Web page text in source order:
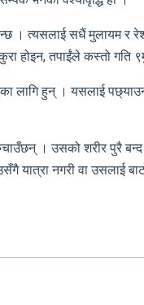
। त्यसलाई सधैं मुलायम र
होइन, तपाईंले कस्तो गति
लागि हुन् । यसलाई
। उसको शरीर पुरै
यात्रा नगरी वा उसलाई